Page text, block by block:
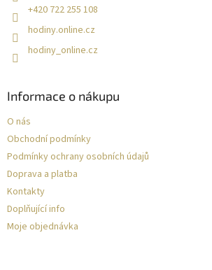
+420 722 255 108
hodiny.online.cz
hodiny_online.cz
Informace o nákupu
O nás
Obchodní podmínky
Podmínky ochrany osobních údajů
Doprava a platba
Kontakty
Doplňující info
Moje objednávka